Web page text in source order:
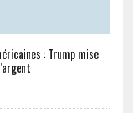
: Trump mise